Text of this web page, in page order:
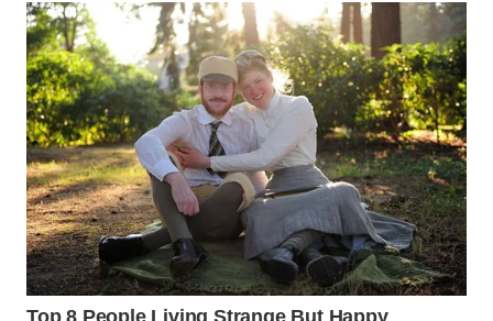
WN
TAPANULI
UTARA
WN
SAMOSIR
WN
PADANG
LAWAS